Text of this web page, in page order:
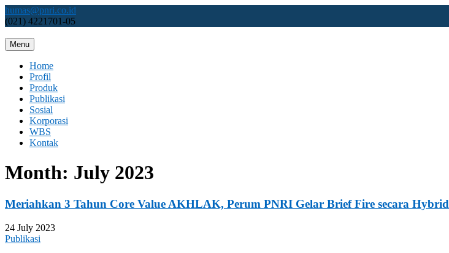
Skip
to
humas@pnri.co.id
(021) 4221701-05
Perum PNRI
Menu
Home
Profil
Produk
Publikasi
Sosial
Korporasi
WBS
Kontak
Month: July 2023
Meriahkan 3 Tahun Core Value AKHLAK, Perum PNRI Gelar Brief Fire secara Hybrid
24 July 2023
Publikasi